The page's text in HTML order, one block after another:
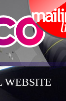
WEBSITE